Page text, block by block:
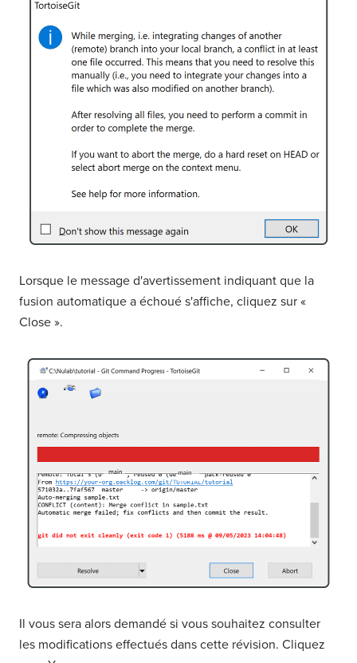
Lorsque le message d'avertissement indiquant que la
fusion automatique a échoué s'affiche, cliquez sur «
Close ».
Il vous sera alors demandé si vous souhaitez consulter
les modifications effectués dans cette révision. Cliquez